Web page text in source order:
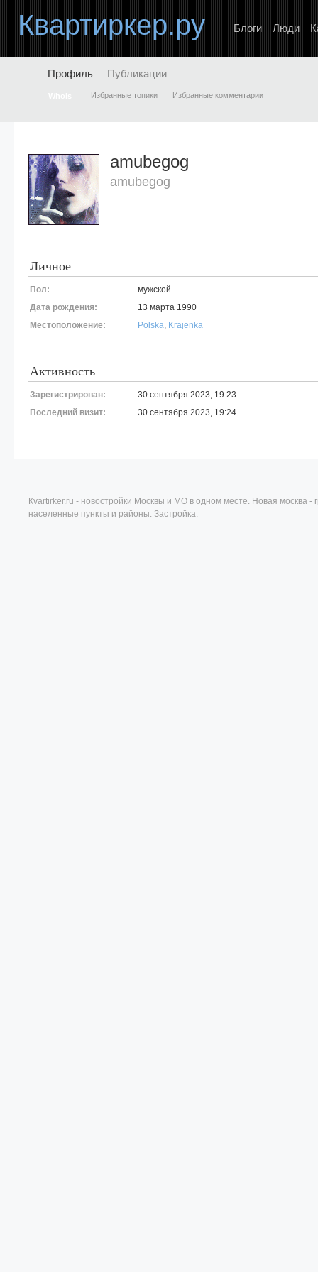
Квартиркер.ру Блоги Люди
Профиль
Избранные топики Избранные комментарии
Публикации
amubegog
amubegog
Личное
Пол:
мужской
Дата рождения:
13 марта 1990
Местоположение:
Polska, Krajenka
Активность
Зарегистрирован:
30 сентября 2023, 19:23
Последний визит:
30 сентября 2023, 19:24
Кvartirker.ru - новостройки Москвы и МО в одном месте. Новая москва
населенные пункты и районы. Застройка.